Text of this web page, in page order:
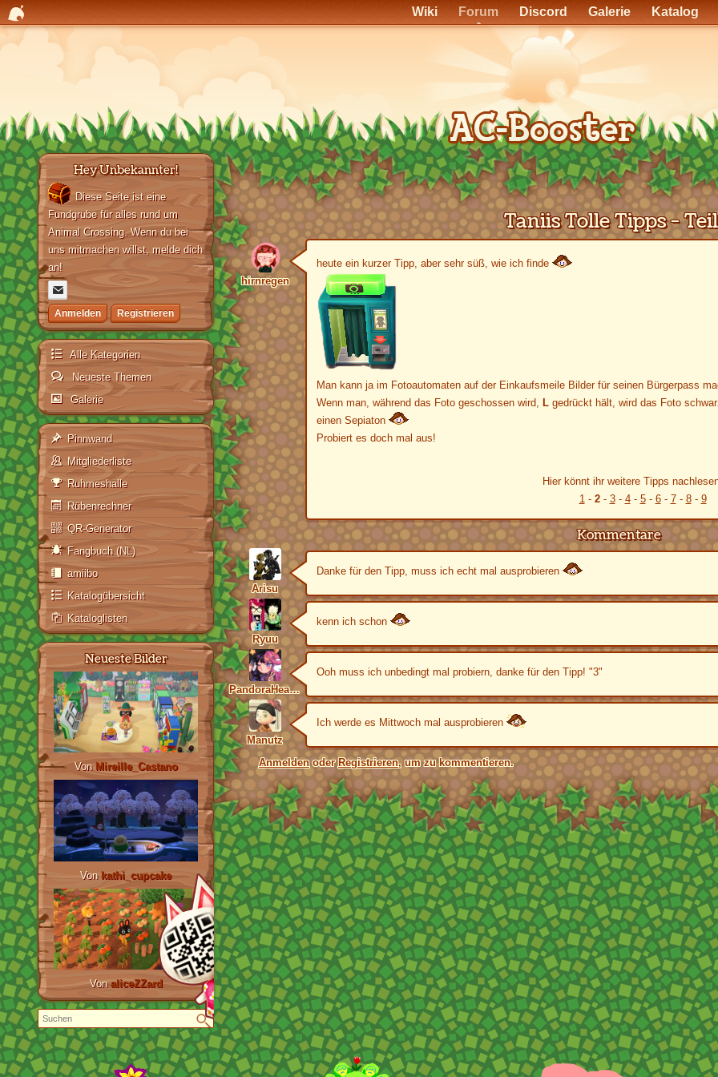
Wiki Forum Discord Galerie Katalog
Hey Unbekannter!
Diese Seite ist eine
Fundgrube für alles rund um
Animal Crossing. Wenn du bei
uns mitmachen willst, melde dich
an!
Anmelden Registrieren
Alle Kategorien
Neueste Themen
Galerie
Pinnwand
Mitgliederliste
Ruhmeshalle
Rübenrechner
QR-Generator
Fangbuch (NL)
amiibo
Katalogübersicht
Kataloglisten
Neueste Bilder
Von Mireille_Castano
Von kathi_cupcake
VonaliceZZard
Taniis Tolle Tipps -
hirnregen
heute ein kurzer Tipp, aber sehr süß, wie ich finde
Man kann ja im Fotoautomaten auf der Einkaufsmeile Bilder für seinen Bürgerpass
Wenn man, während das Foto geschossen wird, L gedrückt hält, wird das Foto
einen Sepiaton
Probiert es doch mal aus!
Hier könnt ihr weitere Tipps
1- 2- 3- 4- 5- 6- 7- 8- 9
Kommentare
Arisu
Danke für den Tipp, muss ich echt mal ausprobieren
Ryuu
kenn ich schon
PandoraHearts
Ooh muss ich unbedingt mal probiern, danke für den Tipp! "3"
Manutz
Ich werde es Mittwoch mal ausprobieren
Anmeldenoder Registrieren, um zu kommentieren.